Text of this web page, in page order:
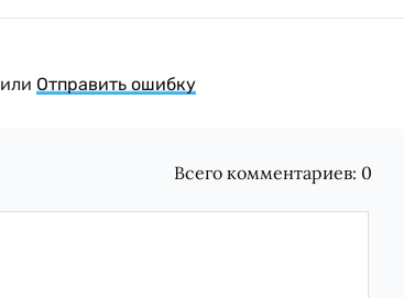
Отправить ошибку
Всего комментариев: 0